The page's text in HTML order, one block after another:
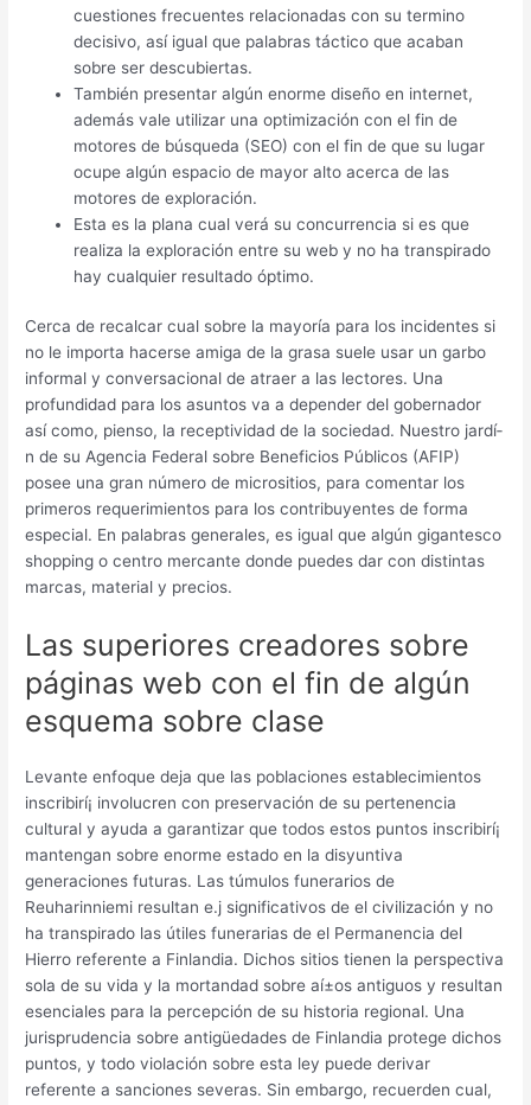
cuestiones frecuentes relacionadas con su termino
decisivo, así­ igual que palabras táctico que acaban
sobre ser descubiertas.
También presentar algún enorme diseño en internet,
además vale utilizar una optimización con el fin de
motores de búsqueda (SEO) con el fin de que su lugar
ocupe algún espacio de mayor alto acerca de las
motores de exploración.
Esta es la plana cual verá su concurrencia si es que
realiza la exploración entre su web y no ha transpirado
hay cualquier resultado óptimo.
Cerca de recalcar cual sobre la mayoría para los incidentes si
no le importa hacerse amiga de la grasa suele usar un garbo
informal y conversacional de atraer a las lectores. Una
profundidad para los asuntos va a depender del gobernador
así­ como, pienso, la receptividad de la sociedad. Nuestro jardí­
n de su Agencia Federal sobre Beneficios Públicos (AFIP)
posee una gran número de micrositios, para comentar los
primeros requerimientos para los contribuyentes de forma
especial. En palabras generales, es igual que algún gigantesco
shopping o centro mercante donde puedes dar con distintas
marcas, material y precios.
Las superiores creadores sobre
páginas web con el fin de algún
esquema sobre clase
Levante enfoque deja que las poblaciones establecimientos
inscribirí¡ involucren con preservación de su pertenencia
cultural y ayuda a garantizar que todos estos puntos inscribirí¡
mantengan sobre enorme estado en la disyuntiva
generaciones futuras. Las túmulos funerarios de
Reuharinniemi resultan e.j significativos de el civilización y no
ha transpirado las útiles funerarias de el Permanencia del
Hierro referente a Finlandia. Dichos sitios tienen la perspectiva
sola de su vida y la mortandad sobre aí±os antiguos y resultan
esenciales para la percepción de su historia regional. Una
jurisprudencia sobre antigüedades de Finlandia protege dichos
puntos, y todo violación sobre esta ley puede derivar
referente a sanciones severas. Sin embargo, recuerden cual,